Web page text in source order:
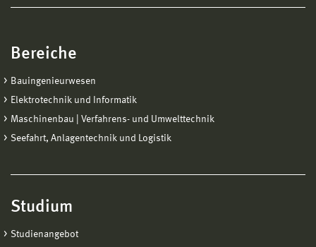
Bereiche
Bauingenieurwesen
Elektrotechnik und Informatik
Maschinenbau | Verfahrens- und Umwelttechnik
Seefahrt, Anlagentechnik und Logistik
Studium
Studienangebot